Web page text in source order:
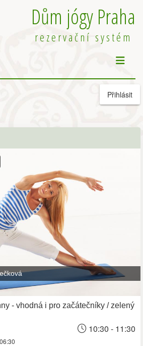
Dům jógy Praha
rezervační systém
Přihlásit
- vhodná i pro začátečníky / zelený
10:30 - 11:30